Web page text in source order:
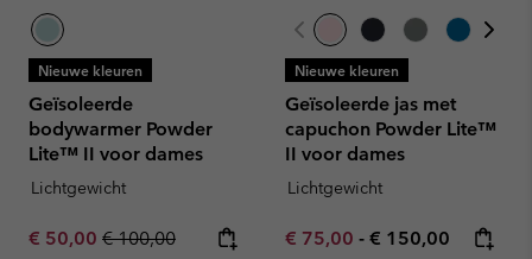
Nieuwe kleuren
Geïsoleerde
bodywarmer Powder
Lite™ II voor dames
Lichtgewicht
Sale price:
€ 50,00 Regular price:
€ 100,00
Nieuwe kleuren
Geïsoleerde jas met
capuchon Powder Lite™
II voor dames
Lichtgewicht
Minimum sale price:
€ 75,00 - Maximum price:
€ 150,00